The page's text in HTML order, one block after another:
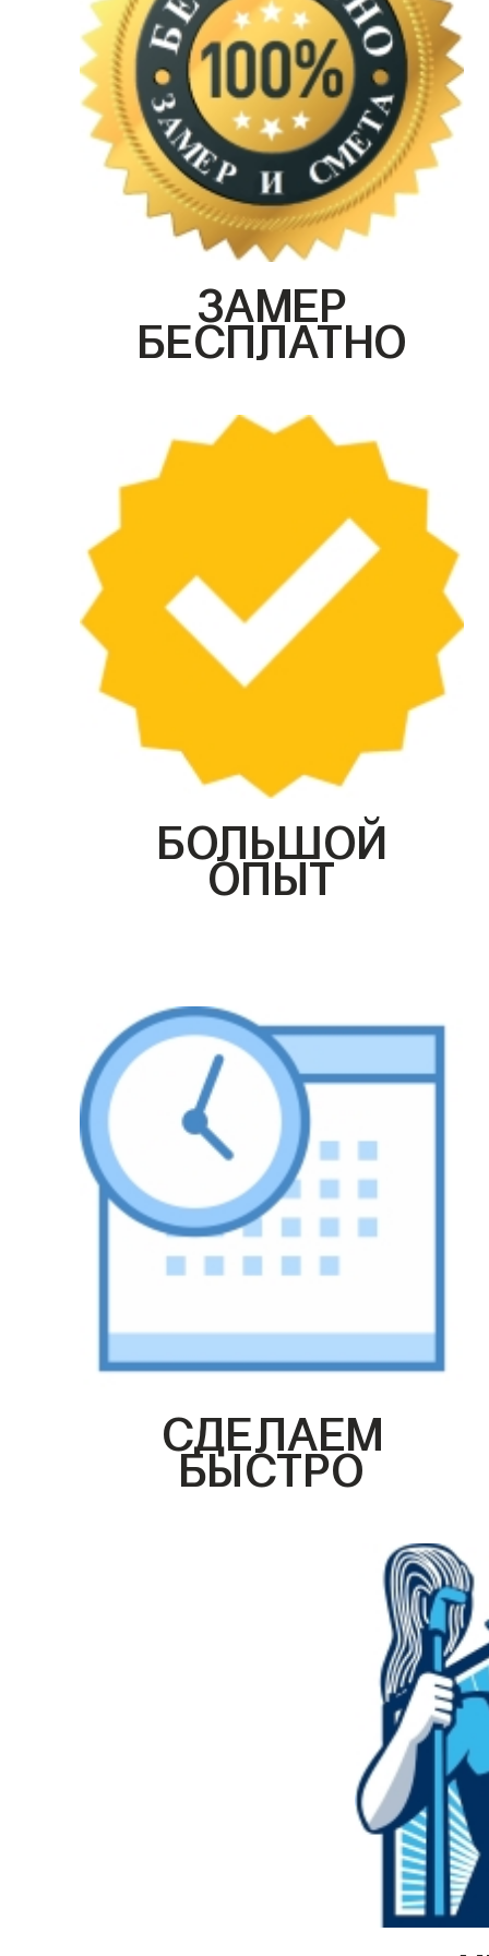
ЗАМЕР
БЕСПЛАТНО
БОЛЬШОЙ
ОПЫТ
СДЕЛАЕМ
БЫСТРО